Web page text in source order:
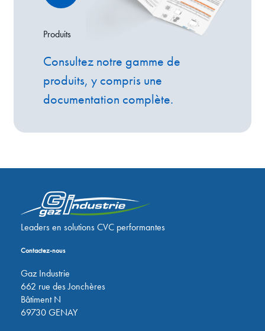
Produits
Consultez notre gamme de
produits, y compris une
documentation complète.
Leaders en solutions CVC performantes
Contactez-nous
Gaz Industrie
662 rue des Jonchères
Bâtiment N
69730 GENAY